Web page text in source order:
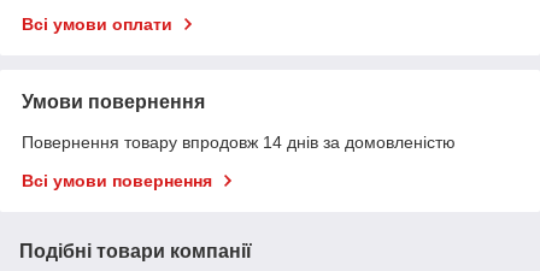
Всі умови оплати
Умови повернення
Повернення товару впродовж 14 днів за домовленістю
Всі умови повернення
Подібні товари компанії